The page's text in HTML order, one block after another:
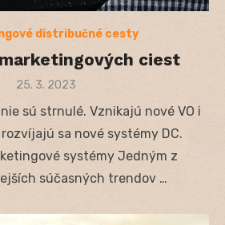
distribučné cesty
ciest
Posted
25. 3. 2023
sú strnulé. Vznikajú nové VO i
sa nové systémy DC.
systémy Jedným z
súčasných trendov …